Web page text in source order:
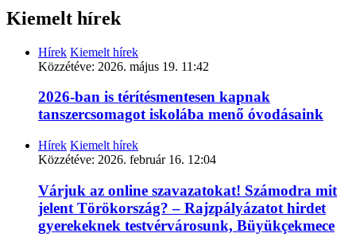
Kiemelt hírek
Hírek Kiemelt hírek
Közzétéve: 2026. május 19. 11:42
2026-ban is térítésmentesen kapnak
tanszercsomagot iskolába menő óvodásaink
Hírek Kiemelt hírek
Közzétéve: 2026. február 16. 12:04
Várjuk az online szavazatokat! Számodra mit
jelent Törökország? – Rajzpályázatot hirdet
gyerekeknek testvérvárosunk, Büyükçekmece